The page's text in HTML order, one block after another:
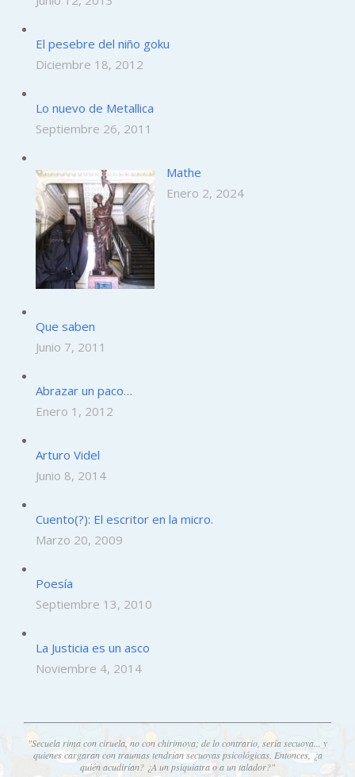
El pesebre del niño goku
Diciembre 18, 2012
Lo nuevo de Metallica
Septiembre 26, 2011
Mathe
Enero 2, 2024
Que saben
Junio 7, 2011
Abrazar un paco…
Enero 1, 2012
Arturo Videl
Junio 8, 2014
Cuento(?): El escritor en la micro.
Marzo 20, 2009
Poesía
Septiembre 13, 2010
La Justicia es un asco
Noviembre 4, 2014
"Secuela rima con ciruela, no con chirimoya; de lo contrario, sería secuoya... y
quienes cargaran con traumas tendrían secuoyas psicológicas. Entonces, ¿a
quién acudirían? ¿A un psiquiatra o a un talador?"